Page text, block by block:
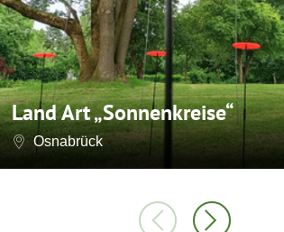
Land Art „Sonnenkreise“
Osnabrück